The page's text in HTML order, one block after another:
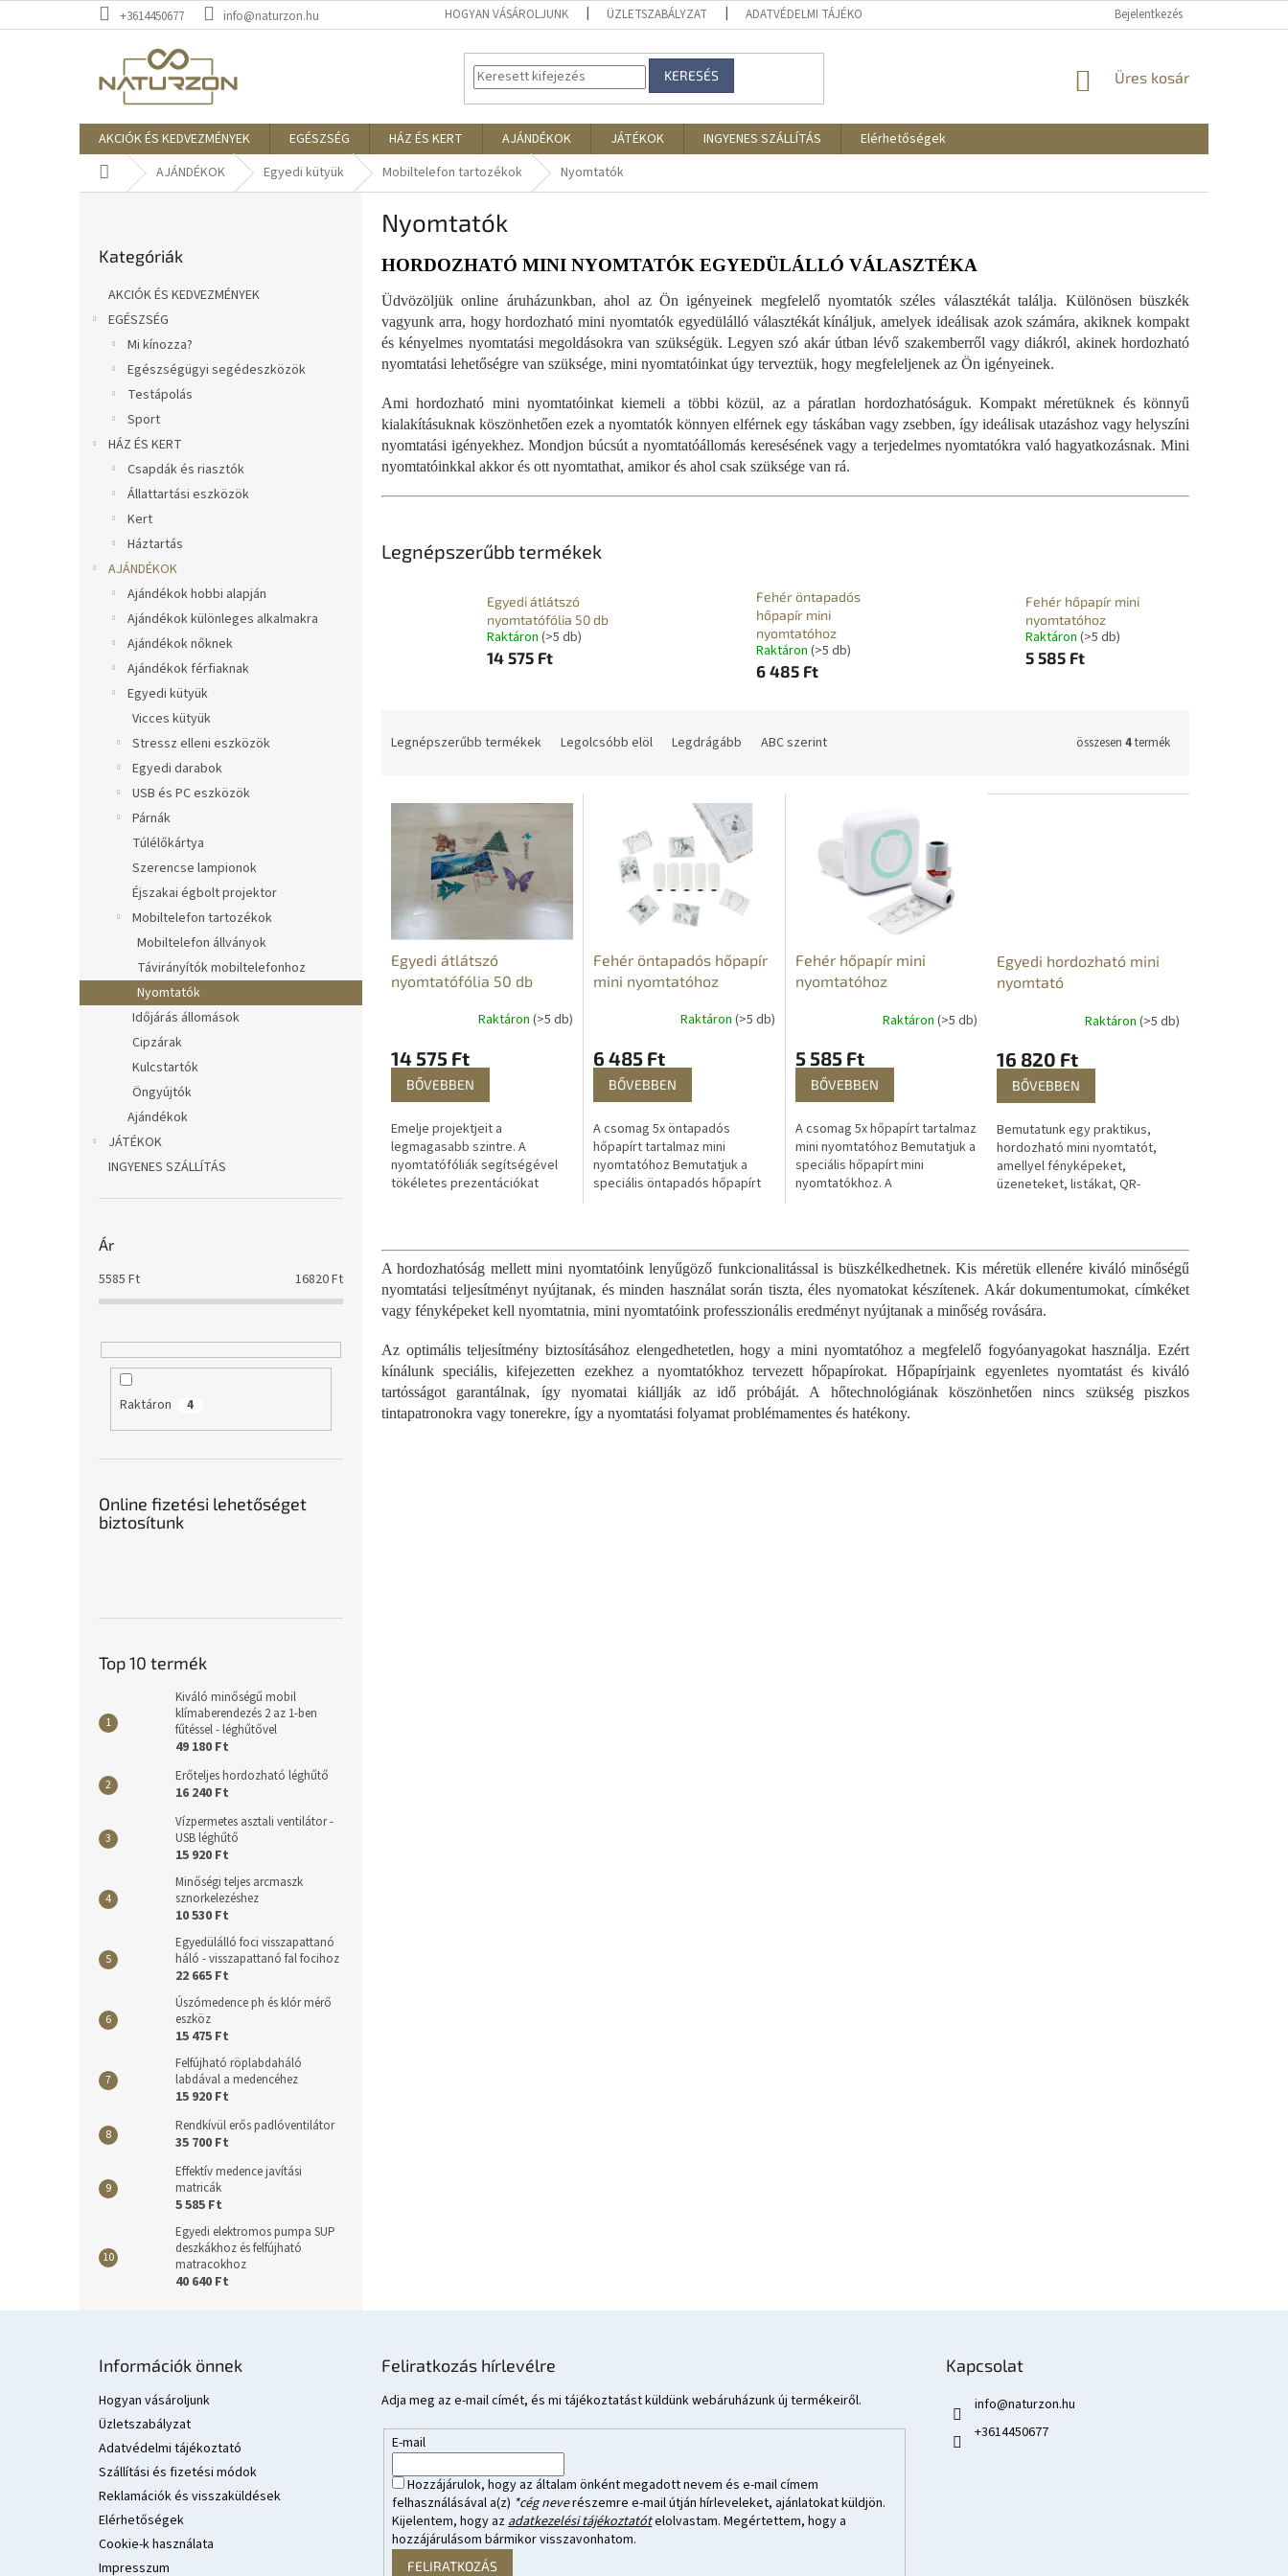
a
+3614450677 info@naturzon.hu HOGYAN VÁSÁROLJUNK ÜZLETSZABÁLYZAT ADATVÉDELMI TÁJÉKOZTATÓ REKLAMÁCIÓK ÉS
Bejelentkezés
KERESÉS KOSÁR
Üres kosár
AKCIÓK ÉS KEDVEZMÉNYEK EGÉSZSÉG HÁZ ÉS KERT AJÁNDÉKOK JÁTÉKOK INGYENES SZÁLLÍTÁS
Elérhetőségek
KezdőlapAJÁNDÉKOK Egyedi kütyük Mobiltelefon tartozékok Nyomtatók
átugrása
Kategóriák
AKCIÓK ÉS KEDVEZMÉNYEK
EGÉSZSÉG
Mi kínozza?
Egészségügyi segédeszközök
Testápolás
Sport
HÁZ ÉS KERT
Csapdák és riasztók
Állattartási eszközök
Kert
Háztartás
AJÁNDÉKOK
Ajándékok hobbi alapján
Ajándékok különleges alkalmakra
Ajándékok nőknek
Ajándékok férfiaknak
Egyedi kütyük
Vicces kütyük
Stressz elleni eszközök
Egyedi darabok
USB és PC eszközök
Párnák
Túlélőkártya
Szerencse lampionok
Éjszakai égbolt projektor
Mobiltelefon tartozékok
Mobiltelefon állványok
Távirányítók mobiltelefonhoz
Nyomtatók
Időjárás állomások
Cipzárak
Kulcstartók
Öngyújtók
Ajándékok
JÁTÉKOK
INGYENES SZÁLLÍTÁS
Ár
5585 Ft 16820Ft
Raktáron 4
Online fizetési lehetőséget
biztosítunk
Top 10 termék
Kiváló minőségű mobil
klímaberendezés 2 az 1-ben
fűtéssel - léghűtővel
49 180 Ft
Erőteljes hordozható léghűtő
16 240 Ft
Vízpermetes asztali ventilátor -
USB léghűtő
15 920 Ft
Minőségi teljes arcmaszk
sznorkelezéshez
10 530 Ft
Egyedülálló foci visszapattanó
háló - visszapattanó fal focihoz
22 665 Ft
Úszómedence ph és klór mérő
eszköz
15 475 Ft
Felfújható röplabdaháló
labdával a medencéhez
15 920 Ft
Rendkívül erős padlóventilátor
35 700 Ft
Effektív medence javítási
matricák
5 585 Ft
Egyedi elektromos pumpa SUP
deszkákhoz és felfújható
matracokhoz
40 640 Ft
Nyomtatók
HORDOZHATÓ MINI NYOMTATÓK EGYEDÜLÁLLÓ VÁLASZTÉKA
Üdvözöljük online áruházunkban, ahol az Ön igényeinek megfelelő nyomtatók széles választékát találja. Különösen büszkék
vagyunk arra, hogy hordozható mini nyomtatók egyedülálló választékát kínáljuk, amelyek ideálisak azok számára, akiknek kompakt
és kényelmes nyomtatási megoldásokra van szükségük. Legyen szó akár útban lévő szakemberről vagy diákról, akinek hordozható
nyomtatási lehetőségre van szüksége, mini nyomtatóinkat úgy terveztük, hogy megfeleljenek az Ön igényeinek.
Ami hordozható mini nyomtatóinkat kiemeli a többi közül, az a páratlan hordozhatóságuk. Kompakt méretüknek és könnyű
kialakításuknak köszönhetően ezek a nyomtatók könnyen elférnek egy táskában vagy zsebben, így ideálisak utazáshoz vagy helyszíni
nyomtatási igényekhez. Mondjon búcsút a nyomtatóállomás keresésének vagy a terjedelmes nyomtatókra való hagyatkozásnak. Mini
nyomtatóinkkal akkor és ott nyomtathat, amikor és ahol csak szüksége van rá.
Legnépszerűbb termékek
Egyedi átlátszó
nyomtatófólia 50 db
Raktáron (>5 db)
14 575 Ft
Fehér öntapadós
hőpapír mini
nyomtatóhoz
Raktáron (>5 db)
6 485 Ft
Fehér hőpapír mini
nyomtatóhoz
Raktáron (>5 db)
5 585 Ft
n
Legnépszerűbb termékek Legolcsóbb elöl Legdrágább ABC szerint összesen 4termék
T
Egyedi átlátszó
nyomtatófólia 50 db
Raktáron (>5 db)
14 575 Ft
BŐVEBBEN
Emelje projektjeit a
legmagasabb szintre. A
nyomtatófóliák segítségével
tökéletes prezentációkat
első...
Fehér öntapadós hőpapír
mini nyomtatóhoz
Raktáron (>5 db)
6 485 Ft
BŐVEBBEN
A csomag 5x öntapadós
hőpapírt tartalmaz mini
nyomtatóhoz Bemutatjuk a
speciális öntapadós hőpapírt
Fehér hőpapír mini
nyomtatóhoz
Raktáron(>5 db)
5 585 Ft
BŐVEBBEN
A csomag 5x hőpapírt tartalmaz
mini nyomtatóhoz Bemutatjuk a
speciális hőpapírt mini
nyomtatókhoz. A
Egyedi hordozható mini
nyomtató
Raktáron (>5 db)
16 820 Ft
BŐVEBBEN
Bemutatunk egy praktikus,
hordozható mini nyomtatót,
amellyel fényképeket,
üzeneteket, listákat, QR-
i
s
t
a
i
á
n
y
í
A hordozhatóság mellett mini nyomtatóink lenyűgöző funkcionalitással is büszkélkedhetnek. Kis méretük ellenére kiváló minőségű
nyomtatási teljesítményt nyújtanak, és minden használat során tiszta, éles nyomatokat készítenek. Akár dokumentumokat, címkéket
vagy fényképeket kell nyomtatnia, mini nyomtatóink professzionális eredményt nyújtanak a minőség rovására.
Az optimális teljesítmény biztosításához elengedhetetlen, hogy a mini nyomtatóhoz a megfelelő fogyóanyagokat használja. Ezért
kínálunk speciális, kifejezetten ezekhez a nyomtatókhoz tervezett hőpapírokat. Hőpapírjaink egyenletes nyomtatást és kiváló
tartósságot garantálnak, így nyomatai kiállják az idő próbáját. A hőtechnológiának köszönhetően nincs szükség piszkos
tintapatronokra vagy tonerekre, így a nyomtatási folyamat problémamentes és hatékony.
Információk önnek
Hogyan vásároljunk
Üzletszabályzat
Adatvédelmi tájékoztató
Szállítási és fizetési módok
Reklamációk és visszaküldések
Elérhetőségek
Cookie-k használata
Impresszum
Feliratkozás hírlevélre
Adja meg az e-mail címét, és mi tájékoztatást küldünk webáruházunk új termékeiről.
E-mail
Hozzájárulok, hogy az általam önként megadott nevem és e-mail címem
felhasználásával a(z) *cég neverészemre e-mail útján hírleveleket, ajánlatokat küldjön.
Kijelentem, hogy az adatkezelési tájékoztatótelolvastam. Megértettem, hogy a
hozzájárulásom bármikor visszavonhatom.
FELIRATKOZÁS
Kapcsolat
info@naturzon.hu
+3614450677